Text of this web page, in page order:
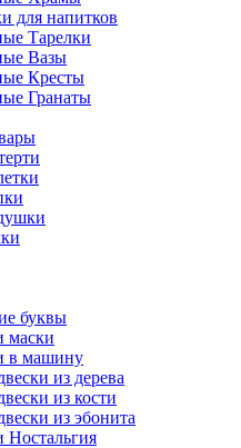
для напитков
Тарелки
Вазы
Кресты
Гранаты
буквы
маски
в машину
из дерева
из кости
из эбонита
Ностальгия